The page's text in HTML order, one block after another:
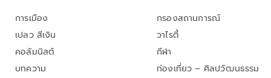
การเมือง
เปลว สีเงิน
คอลัมนิสต์
บทความ
กรองสถานการณ์
วาไรตี้
กีฬา
ท่องเที่ยว – ศิลปวัฒนธรรม